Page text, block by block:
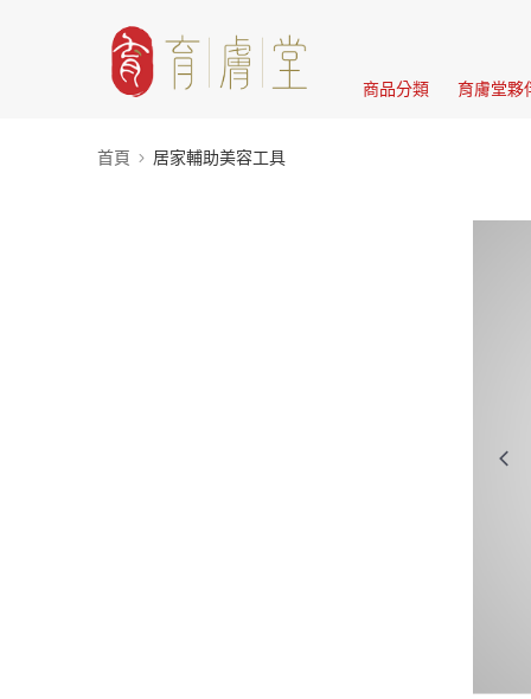
商品分類 育膚堂夥
首頁 居家輔助美容工具